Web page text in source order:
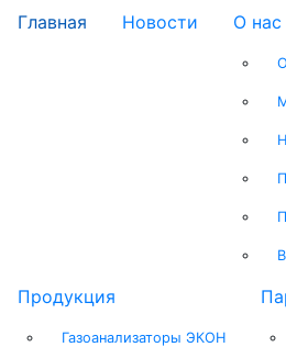
Главная Новости О нас
Продукция
Газоанализаторы ЭКОН